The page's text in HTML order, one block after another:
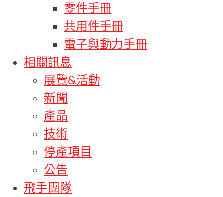
零件手冊
共用件手冊
電子與動力手冊
相關訊息
展覽&活動
新聞
產品
技術
停產項目
公告
飛手團隊